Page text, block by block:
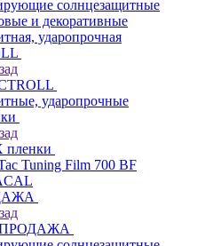
солнцезащитные
и декоративные
ударопрочная
ударопрочные
Tuning Film 700 BF